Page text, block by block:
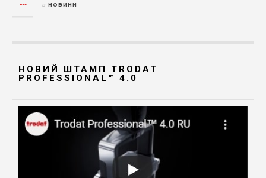
в НОВИНИ
НОВИЙ ШТАМП TRODAT
PROFESSIONAL™ 4.0